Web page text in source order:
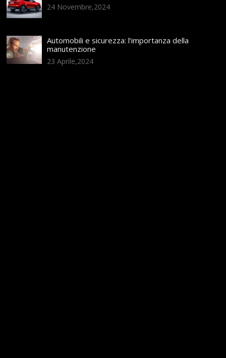
24 Novembre,2024
Automobili e sicurezza: l’importanza della
manutenzione
23 Aprile,2024